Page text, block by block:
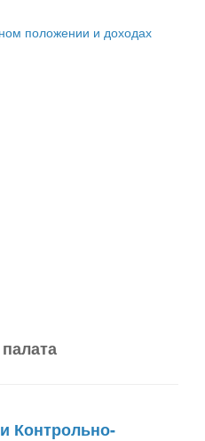
положении и доходах
Контрольно-